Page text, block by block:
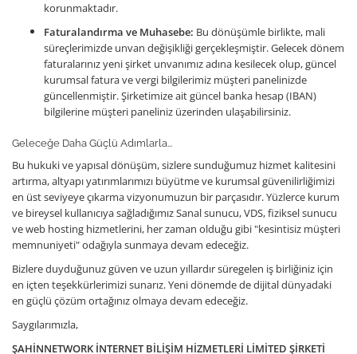
korunmaktadır.
Faturalandırma ve Muhasebe: Bu dönüşümle birlikte, mali
süreçlerimizde unvan değişikliği gerçekleşmiştir. Gelecek dönem
faturalarınız yeni şirket unvanımız adına kesilecek olup, güncel
kurumsal fatura ve vergi bilgilerimiz müşteri panelinizde
güncellenmiştir. Şirketimize ait güncel banka hesap (IBAN)
bilgilerine müşteri paneliniz üzerinden ulaşabilirsiniz.
Geleceğe Daha Güçlü Adımlarla...
Bu hukuki ve yapısal dönüşüm, sizlere sunduğumuz hizmet kalitesini
artırma, altyapı yatırımlarımızı büyütme ve kurumsal güvenilirliğimizi
en üst seviyeye çıkarma vizyonumuzun bir parçasıdır. Yüzlerce kurum
ve bireysel kullanıcıya sağladığımız Sanal sunucu, VDS, fiziksel sunucu
ve web hosting hizmetlerini, her zaman olduğu gibi "kesintisiz müşteri
memnuniyeti" odağıyla sunmaya devam edeceğiz.
Bizlere duyduğunuz güven ve uzun yıllardır süregelen iş birliğiniz için
en içten teşekkürlerimizi sunarız. Yeni dönemde de dijital dünyadaki
en güçlü çözüm ortağınız olmaya devam edeceğiz.
Saygılarımızla,
ŞAHİNNETWORK İNTERNET BİLİŞİM HİZMETLERİ LİMİTED ŞİRKETİ